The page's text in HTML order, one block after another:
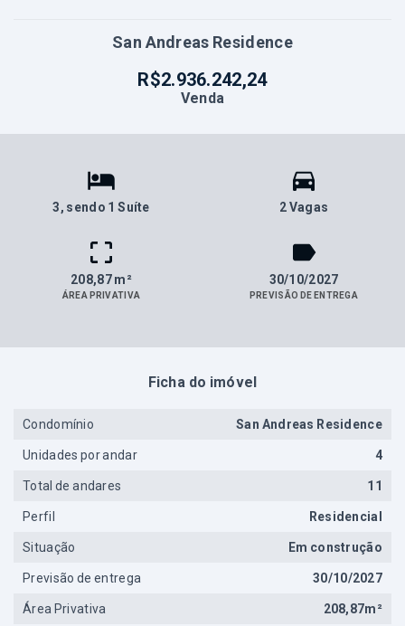
San Andreas Residence
R$2.936.242,24
Venda
3, sendo 1 Suíte 2 Vagas
208,87 m²
ÁREA PRIVATIVA
30/10/2027
PREVISÃO DE ENTREGA
Ficha do imóvel
Condomínio San Andreas Residence
Unidades por andar 4
Total de andares 11
Perfil Residencial
Situação Em construção
Previsão de entrega 30/10/2027
Área Privativa 208,87m²